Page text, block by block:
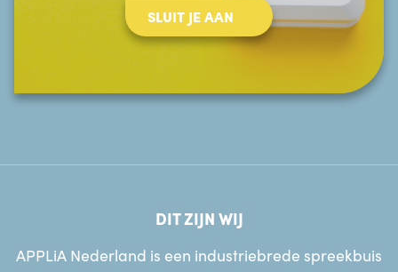
SLUIT JE AAN
DIT ZIJN WIJ
APPLiA Nederland is een industriebrede spreekbuis